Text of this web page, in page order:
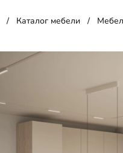
Для гостиной
Каталог мебели